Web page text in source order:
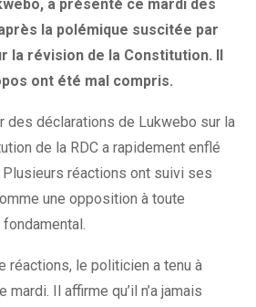
a présenté ce mardi des
la polémique suscitée par
la révision de la Constitution. Il
ont été mal compris.
des déclarations de Lukwebo sur la
de la RDC a rapidement enflé
Plusieurs réactions ont suivi ses
une opposition à toute
réactions, le politicien a tenu à
Il affirme qu’il n’a jamais